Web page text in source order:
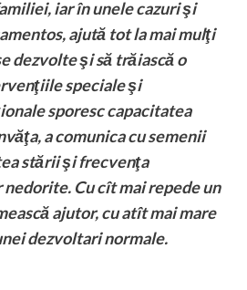
iar în unele cazuri şi
ajută tot la mai mulţi
dezvolte şi să trăiască o
speciale şi
sporesc capacitatea
a comunica cu semenii
stării şi frecvenţa
Cu cît mai repede un
ajutor, cu atît mai mare
dezvoltari normale.